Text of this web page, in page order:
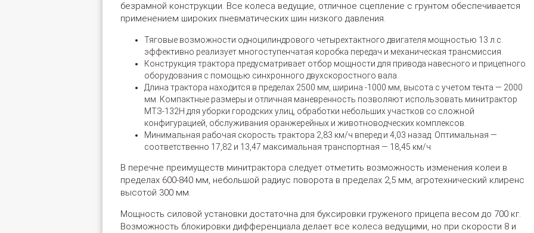
безрамной конструкции. Все колеса ведущие, отличное сцепление с грунтом обеспечивается
применением широких пневматических шин низкого давления.
Тяговые возможности одноцилиндрового четырехтактного двигателя мощностью 13 л.с.
эффективно реализует многоступенчатая коробка передач и механическая трансмиссия.
Конструкция трактора предусматривает отбор мощности для привода навесного и прицепного
оборудования с помощью синхронного двухскоростного вала.
Длина трактора находится в пределах 2500 мм, ширина -1000 мм, высота с учетом тента — 2000
мм. Компактные размеры и отличная маневренность позволяют использовать минитрактор
МТЗ-132Н для уборки городских улиц, обработки небольших участков со сложной
конфигурацией, обслуживания оранжерейных и животноводческих комплексов.
Минимальная рабочая скорость трактора 2,83 км/ч вперед и 4,03 назад. Оптимальная —
соответственно 17,82 и 13,47 максимальная транспортная — 18,45 км/ч.
В перечне преимуществ минитрактора следует отметить возможность изменения колеи в
пределах 600-840 мм, небольшой радиус поворота в пределах 2,5 мм, агротехнический клиренс
высотой 300 мм.
Мощность силовой установки достаточна для буксировки груженого прицепа весом до 700 кг.
Возможность блокировки дифференциала делает все колеса ведущими, но при скорости 8 и